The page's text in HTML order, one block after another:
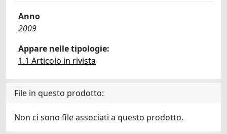
Anno
2009
Appare nelle tipologie:
1.1 Articolo in rivista
File in questo prodotto:
Non ci sono file associati a questo prodotto.